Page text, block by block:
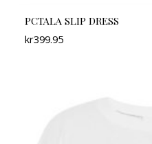
PCTALA SLIP DRESS
kr399.95